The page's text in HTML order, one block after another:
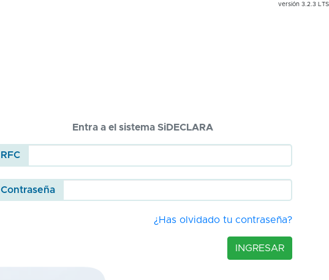
Entra a el sistema SiDECLARA
RFC
Contraseña
¿Has olvidado tu contraseña?
INGRESAR
versión 3.2.3 LTS